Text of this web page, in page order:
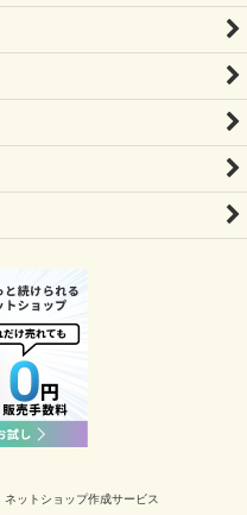
ネットショップ作成サービス